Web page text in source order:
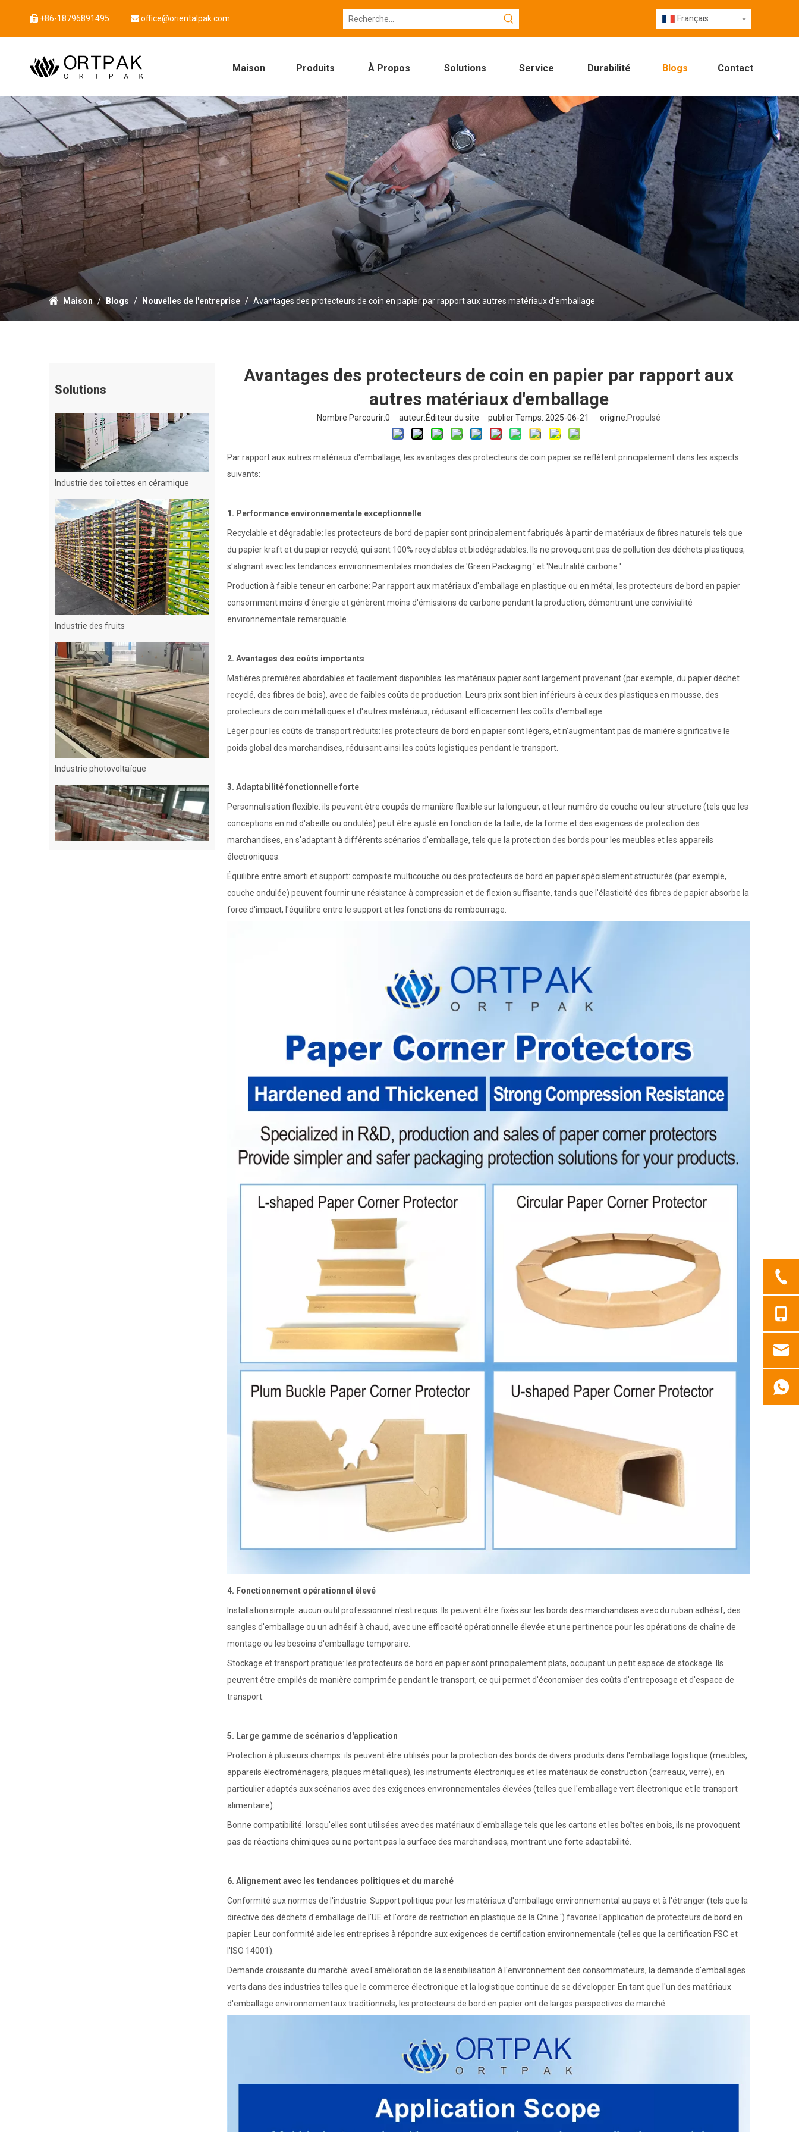
 +86-18796891495  office@orientalpak.com Français
Maison Produits À Propos Solutions Service Durabilité Blogs Contact
Maison / Blogs / Nouvelles de l'entreprise / Avantages des protecteurs de coin en papier par rapport aux autres matériaux d'emballage
Solutions
Bouteille de verre
Industrie des toilettes en céramique
Industrie des fruits
Industrie photovoltaïque
Avantages des protecteurs de coin en papier par rapport aux
autres matériaux d'emballage
Nombre Parcourir:0 auteur:Éditeur du site publier Temps: 2025-06-21 origine:Propulsé
Par rapport aux autres matériaux d'emballage, les avantages des protecteurs de coin papier se reflètent principalement dans les aspects
suivants:
1. Performance environnementale exceptionnelle
Recyclable et dégradable: les protecteurs de bord de papier sont principalement fabriqués à partir de matériaux de fibres naturels tels que
du papier kraft et du papier recyclé, qui sont 100% recyclables et biodégradables. Ils ne provoquent pas de pollution des déchets plastiques,
s'alignant avec les tendances environnementales mondiales de 'Green Packaging ' et 'Neutralité carbone '.
Production à faible teneur en carbone: Par rapport aux matériaux d'emballage en plastique ou en métal, les protecteurs de bord en papier
consomment moins d'énergie et génèrent moins d'émissions de carbone pendant la production, démontrant une convivialité
environnementale remarquable.
2. Avantages des coûts importants
Matières premières abordables et facilement disponibles: les matériaux papier sont largement provenant (par exemple, du papier déchet
recyclé, des fibres de bois), avec de faibles coûts de production. Leurs prix sont bien inférieurs à ceux des plastiques en mousse, des
protecteurs de coin métalliques et d'autres matériaux, réduisant efficacement les coûts d'emballage.
Léger pour les coûts de transport réduits: les protecteurs de bord en papier sont légers, et n'augmentant pas de manière significative le
poids global des marchandises, réduisant ainsi les coûts logistiques pendant le transport.
3. Adaptabilité fonctionnelle forte
Personnalisation flexible: ils peuvent être coupés de manière flexible sur la longueur, et leur numéro de couche ou leur structure (tels que les
conceptions en nid d'abeille ou ondulés) peut être ajusté en fonction de la taille, de la forme et des exigences de protection des
marchandises, en s'adaptant à différents scénarios d'emballage, tels que la protection des bords pour les meubles et les appareils
électroniques.
Équilibre entre amorti et support: composite multicouche ou des protecteurs de bord en papier spécialement structurés (par exemple,
couche ondulée) peuvent fournir une résistance à compression et de flexion suffisante, tandis que l'élasticité des fibres de papier absorbe la
force d'impact, l'équilibre entre le support et les fonctions de rembourrage.
4. Fonctionnement opérationnel élevé
Installation simple: aucun outil professionnel n'est requis. Ils peuvent être fixés sur les bords des marchandises avec du ruban adhésif, des
sangles d'emballage ou un adhésif à chaud, avec une efficacité opérationnelle élevée et une pertinence pour les opérations de chaîne de
montage ou les besoins d'emballage temporaire.
Stockage et transport pratique: les protecteurs de bord en papier sont principalement plats, occupant un petit espace de stockage. Ils
peuvent être empilés de manière comprimée pendant le transport, ce qui permet d'économiser des coûts d'entreposage et d'espace de
transport.
5. Large gamme de scénarios d'application
Protection à plusieurs champs: ils peuvent être utilisés pour la protection des bords de divers produits dans l'emballage logistique (meubles,
appareils électroménagers, plaques métalliques), les instruments électroniques et les matériaux de construction (carreaux, verre), en
particulier adaptés aux scénarios avec des exigences environnementales élevées (telles que l'emballage vert électronique et le transport
alimentaire).
Bonne compatibilité: lorsqu'elles sont utilisées avec des matériaux d'emballage tels que les cartons et les boîtes en bois, ils ne provoquent
pas de réactions chimiques ou ne portent pas la surface des marchandises, montrant une forte adaptabilité.
6. Alignement avec les tendances politiques et du marché
Conformité aux normes de l'industrie: Support politique pour les matériaux d'emballage environnemental au pays et à l'étranger (tels que la
directive des déchets d'emballage de l'UE et l'ordre de restriction en plastique de la Chine ') favorise l'application de protecteurs de bord en
papier. Leur conformité aide les entreprises à répondre aux exigences de certification environnementale (telles que la certification FSC et
l'ISO 14001).
Demande croissante du marché: avec l'amélioration de la sensibilisation à l'environnement des consommateurs, la demande d'emballages
verts dans des industries telles que le commerce électronique et la logistique continue de se développer. En tant que l'un des matériaux
d'emballage environnementaux traditionnels, les protecteurs de bord en papier ont de larges perspectives de marché.